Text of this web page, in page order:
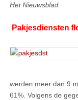
Het Nieuwsblad
Pakjesdiensten
werden meer dan 9
61%. Volgens de